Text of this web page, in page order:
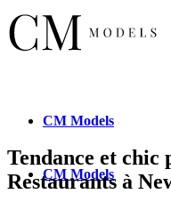
CM Models
CM Models
Tendance et
Restaurants à